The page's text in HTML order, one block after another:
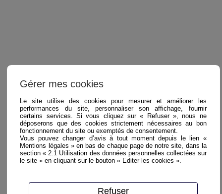
Gérer mes cookies
Le site utilise des cookies pour mesurer et améliorer les
performances du site, personnaliser son affichage, fournir
certains services. Si vous cliquez sur « Refuser », nous ne
déposerons que des cookies strictement nécessaires au bon
fonctionnement du site ou exemptés de consentement.
Vous pouvez changer d’avis à tout moment depuis le lien «
Mentions légales » en bas de chaque page de notre site, dans la
section « 2.1 Utilisation des données personnelles collectées sur
le site » en cliquant sur le bouton « Editer les cookies ».
Refuser